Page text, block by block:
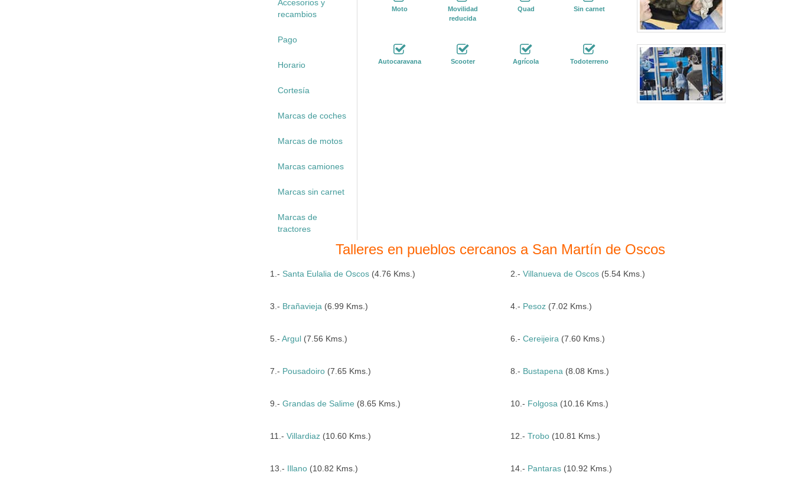
Accesorios y
recambios
Pago
Horario
Cortesía
Marcas de coches
Marcas de motos
Marcas camiones
Marcas sin carnet
Marcas de
tractores
Moto
Movilidad
reducida
Quad Sin carnet
Autocaravana Scooter Agrícola Todoterreno
Talleres en pueblos cercanos a San Martín de Oscos
1.- Santa Eulalia de Oscos(4.76 Kms.) 2.-Villanueva de Oscos (5.54 Kms.)
3.- Brañavieja (6.99 Kms.) 4.- Pesoz (7.02 Kms.)
5.- Argul(7.56 Kms.) 6.-Cereijeira (7.60 Kms.)
7.- Pousadoiro(7.65 Kms.) 8.- Bustapena (8.08 Kms.)
9.- Grandas de Salime(8.65 Kms.) 10.- Folgosa (10.16 Kms.)
11.- Villardiaz(10.60 Kms.) 12.-Trobo (10.81 Kms.)
13.- Illano(10.82 Kms.) 14.- Pantaras (10.92 Kms.)